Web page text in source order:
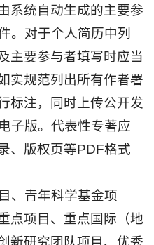
系统自动生成的主要参
。对于个人简历中列
主要参与者填写时应当
实规范列出所有作者署
标注，同时上传公开发
子版。代表性专著应
、版权页等PDF格式
、青年科学基金项
点项目、重点国际（地
新研究团队项目、优秀